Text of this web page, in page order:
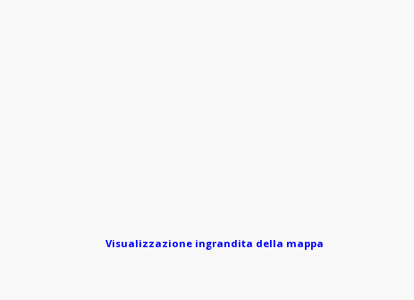
Visualizzazione ingrandita della mappa